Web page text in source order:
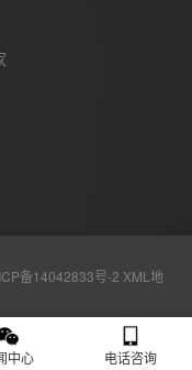
备14042833号-2 XML地
中心 电话咨询